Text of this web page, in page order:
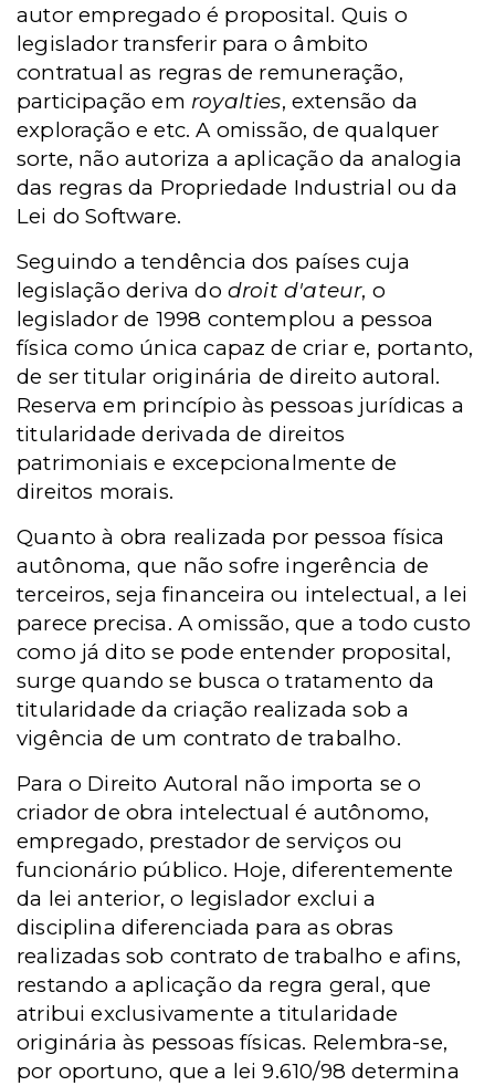
autor empregado é proposital. Quis o
legislador transferir para o âmbito
contratual as regras de remuneração,
participação em royalties, extensão da
exploração e etc. A omissão, de qualquer
sorte, não autoriza a aplicação da analogia
das regras da Propriedade Industrial ou da
Lei do Software.
Seguindo a tendência dos países cuja
legislação deriva do droit d'ateur, o
legislador de 1998 contemplou a pessoa
física como única capaz de criar e, portanto,
de ser titular originária de direito autoral.
Reserva em princípio às pessoas jurídicas a
titularidade derivada de direitos
patrimoniais e excepcionalmente de
direitos morais.
Quanto à obra realizada por pessoa física
autônoma, que não sofre ingerência de
terceiros, seja financeira ou intelectual, a lei
parece precisa. A omissão, que a todo custo
como já dito se pode entender proposital,
surge quando se busca o tratamento da
titularidade da criação realizada sob a
vigência de um contrato de trabalho.
Para o Direito Autoral não importa se o
criador de obra intelectual é autônomo,
empregado, prestador de serviços ou
funcionário público. Hoje, diferentemente
da lei anterior, o legislador exclui a
disciplina diferenciada para as obras
realizadas sob contrato de trabalho e afins,
restando a aplicação da regra geral, que
atribui exclusivamente a titularidade
originária às pessoas físicas. Relembra-se,
por oportuno, que a lei 9.610/98 determina